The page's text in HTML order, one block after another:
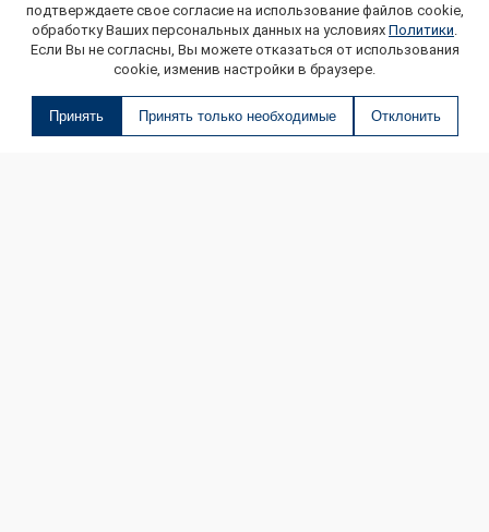
подтверждаете свое согласие на использование файлов cookie,
обработку Ваших персональных данных на условиях Политики.
Если Вы не согласны, Вы можете отказаться от использования
cookie, изменив настройки в браузере.
Принять Принять только необходимые Отклонить